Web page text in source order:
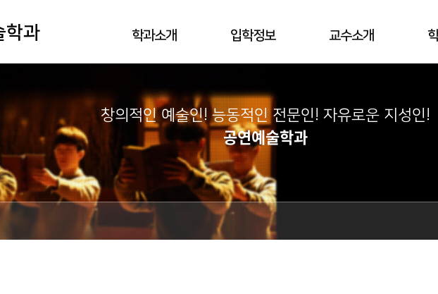
학과 학과소개 입학정보 교수소개
창의적인 예술인! 능동적인 전문인! 자유로운 지성인!
공연예술학과